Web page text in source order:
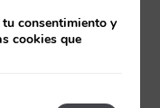
consentimiento y
cookies que